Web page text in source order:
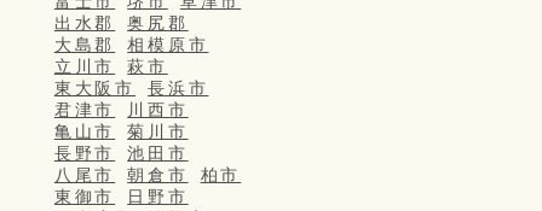
出水郡
奥尻郡
大島郡
相模原市
立川市
萩市
東大阪市
長浜市
君津市
川西市
亀山市
菊川市
長野市
池田市
八尾市
朝倉市
柏市
東御市
日野市